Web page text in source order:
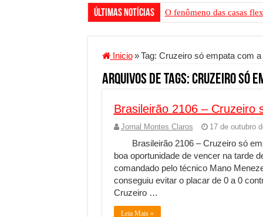
Últimas Notícias O fenômeno das casas
Conheça a melhor
Segurança digital se torna
Comércio Interativo
PF e Emissoras Apertam
De economista a
Marcenaria sob medida:
Do estudo à aprovação:
Inicio » Tag: Cruzeiro só empata com
Arquivos de Tags:Cruzeiro só
Brasileirão 2106 – Cruzeiro
Jornal Montes Claros 17 de outubro
Brasileirão 2106 – Cruzeiro só
boa oportunidade de vencer na tarde
comandado pelo técnico Mano
conseguiu evitar o placar de 0 a 0
Cruzeiro …
Leia Mais »